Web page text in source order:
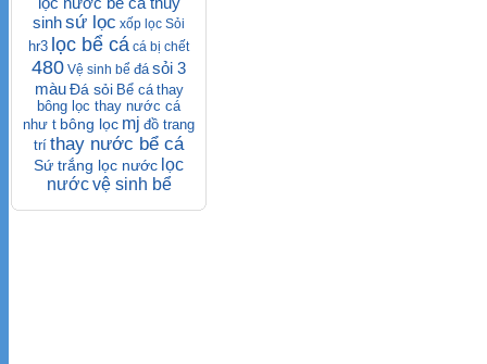
sinhsứ lọc xốp lọc Sỏi
hr3 lọc bể cá cá bị chết
480 Vệ sinh bể đá sỏi 3
màu Đá sỏi Bể cá thay
bông lọc thay nước cá
như t bông lọc mj đồ trang
trí thay nước bể cá
Sứ trắng lọc nước lọc
nước vệ sinh bể